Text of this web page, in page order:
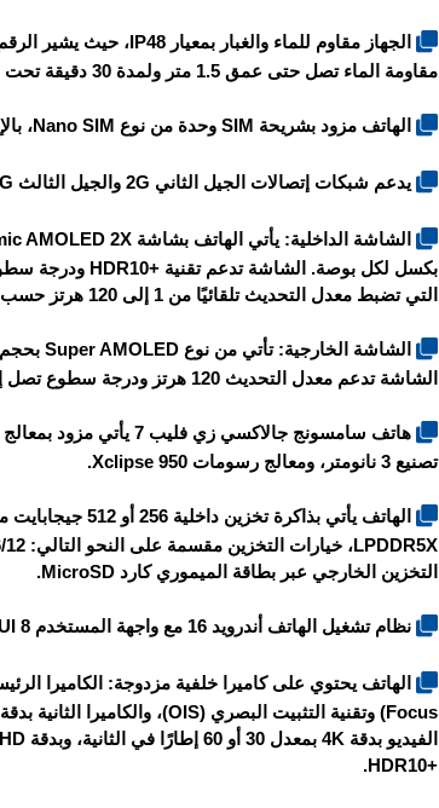
مقاومة الماء تصل حتى عمق 1.5 متر ولمدة 30 دقيقة تحت الماء.
الهاتف مزود بشريحة SIM وحدة من نوع Nano SIM، بالإضافة إلى دعم الشريحة الإلكترونية eSIM.
يدعم شبكات إتصالات الجيل الثاني 2G والجيل الثالث 3G والجيل الرابع 4G والجيل الخامس 5G.
التي تضبط معدل التحديث تلقائيًا من 1 إلى 120 هرتز حسب المحتوى، مما يساهم في تقليل استهلاك الطاقة.
الشاشة تدعم معدل التحديث 120 هرتز ودرجة سطوع تصل إلى 2600 شمعة، ومحمية بطبقة زجاج غوريلا جلاس Victus 2.
هاتف سامسونج جالاكسي زي فليب 7 يأتي مزود بمعالج
تصنيع 3 نانومتر، ومعالج رسومات Xclipse 950.
التخزين الخارجي عبر بطاقة الميموري كارد MicroSD.
نظام تشغيل الهاتف أندرويد 16 مع واجهة المستخدم One UI 8 ودعم 7 سنوات من تحديثات النظام.
+HDR10.